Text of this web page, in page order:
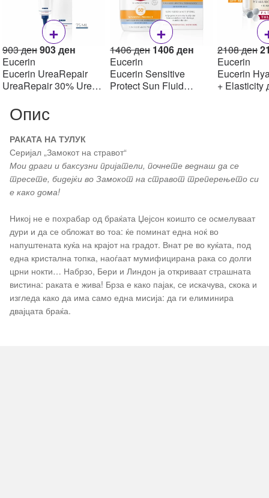
+
903денOriginal
was:
903 ден.
903ден
is:
903 ден.
Eucerin
Eucerin UreaRepair
UreaRepair 30% Urea
30% уреа 75 мл
+
1406ден Original
was:
1406 ден.
1406ден Current
1406 ден.
Eucerin
Eucerin Sensitive
Protect Sun Fluid
2108ден
Eucerin
Eucerin
+ Elasticity
Опис
РАКАТА НА ТУЛУК
Серијал „Замокот на стравот“
Мои драги и баксузни пријатели, почнете веднаш да се
тресете, бидејќи во Замокот на стравот треперењето си
е како дома!
Никој не е похрабар од браќата Џејсон коишто се осмелуваат
дури и да се обложат во тоа: ќе поминат една ноќ во
напуштената куќа на крајот на градот. Внат ре во куќата, под
една кристална топка, наоѓаат мумифицирана рака со долги
црни нокти… Набрзо, Бери и Линдон ја откриваат страшната
вистина: раката е жива! Брза е како пајак, се искачува, скока и
изгледа како да има само една мисија: да ги елиминира
двајцата браќа.